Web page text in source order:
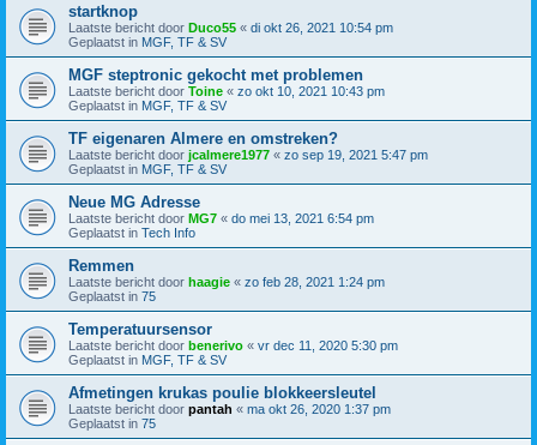
startknop
Laatste bericht door Duco55 « di okt 26, 2021 10:54 pm
Geplaatst in MGF, TF & SV
MGF steptronic gekocht met problemen
Laatste bericht door Toine « zo okt 10, 2021 10:43 pm
Geplaatst in MGF, TF & SV
TF eigenaren Almere en omstreken?
Laatste bericht door jcalmere1977 « zo sep 19, 2021 5:47 pm
Geplaatst in MGF, TF & SV
Neue MG Adresse
Laatste bericht door MG7 « do mei 13, 2021 6:54 pm
Geplaatst in Tech Info
Remmen
Laatste bericht door haagie « zo feb 28, 2021 1:24 pm
Geplaatst in 75
Temperatuursensor
Laatste bericht door benerivo « vr dec 11, 2020 5:30 pm
Geplaatst in MGF, TF & SV
Afmetingen krukas poulie blokkeersleutel
Laatste bericht door pantah « ma okt 26, 2020 1:37 pm
Geplaatst in 75